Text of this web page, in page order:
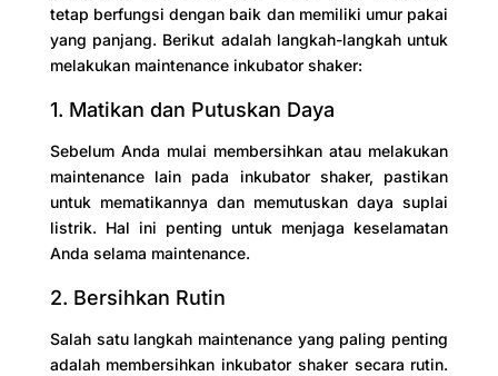
tetap berfungsi dengan baik dan memiliki umur pakai
yang panjang. Berikut adalah langkah-langkah untuk
melakukan maintenance inkubator shaker:
1. Matikan dan Putuskan Daya
Sebelum Anda mulai membersihkan atau melakukan
maintenance lain pada inkubator shaker, pastikan
untuk mematikannya dan memutuskan daya suplai
listrik. Hal ini penting untuk menjaga keselamatan
Anda selama maintenance.
2. Bersihkan Rutin
Salah satu langkah maintenance yang paling penting
adalah membersihkan inkubator shaker secara rutin.